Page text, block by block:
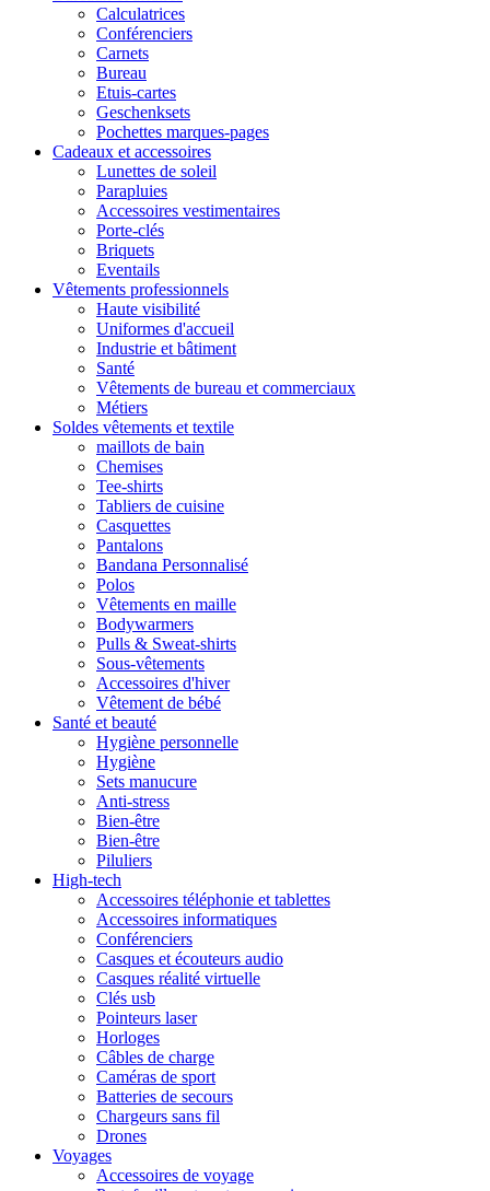
Calculatrices
Conférenciers
Carnets
Bureau
Etuis-cartes
Geschenksets
Pochettes marques-pages
Cadeaux et accessoires
Lunettes de soleil
Parapluies
Accessoires vestimentaires
Porte-clés
Briquets
Eventails
Vêtements professionnels
Haute visibilité
Uniformes d'accueil
Industrie et bâtiment
Santé
Vêtements de bureau et commerciaux
Métiers
Soldes vêtements et textile
maillots de bain
Chemises
Tee-shirts
Tabliers de cuisine
Casquettes
Pantalons
Bandana Personnalisé
Polos
Vêtements en maille
Bodywarmers
Pulls & Sweat-shirts
Sous-vêtements
Accessoires d'hiver
Vêtement de bébé
Santé et beauté
Hygiène personnelle
Hygiène
Sets manucure
Anti-stress
Bien-être
Bien-être
Piluliers
High-tech
Accessoires téléphonie et tablettes
Accessoires informatiques
Conférenciers
Casques et écouteurs audio
Casques réalité virtuelle
Clés usb
Pointeurs laser
Horloges
Câbles de charge
Caméras de sport
Batteries de secours
Chargeurs sans fil
Drones
Voyages
Accessoires de voyage